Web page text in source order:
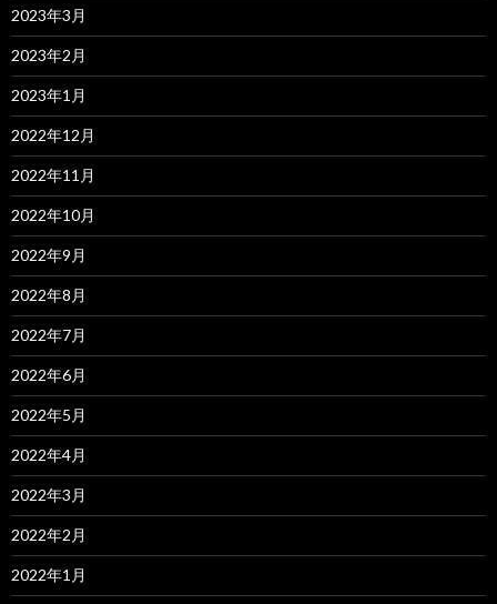
2023年3月
2023年2月
2023年1月
2022年12月
2022年11月
2022年10月
2022年9月
2022年8月
2022年7月
2022年6月
2022年5月
2022年4月
2022年3月
2022年2月
2022年1月